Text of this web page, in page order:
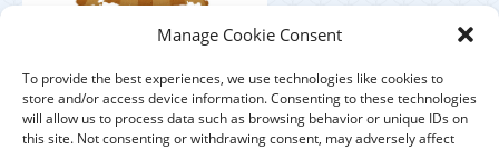
Manage Cookie Consent
To provide the best experiences, we use technologies like cookies to
store and/or access device information. Consenting to these technologies
will allow us to process data such as browsing behavior or unique IDs on
this site. Not consenting or withdrawing consent, may adversely affect
центр по работе с православной молодёжью в
Германии